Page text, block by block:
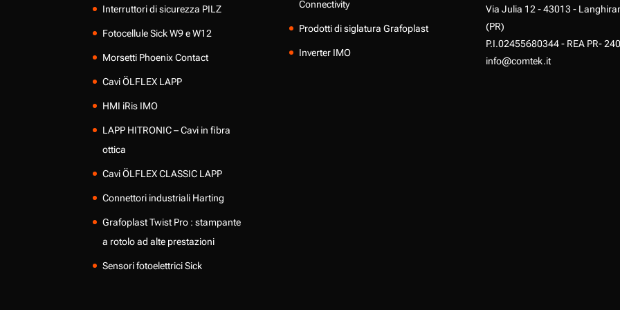
Interruttori di sicurezza PILZ
Fotocellule Sick W9 e W12
Morsetti Phoenix Contact
Cavi ÖLFLEX LAPP
HMI iRis IMO
LAPP HITRONIC – Cavi in fibra
ottica
Cavi ÖLFLEX CLASSIC LAPP
Connettori industriali Harting
Grafoplast Twist Pro : stampante
a rotolo ad alte prestazioni
Sensori fotoelettrici Sick
Connectivity
Prodotti di siglatura Grafoplast
Inverter IMO
Via Julia 12 - 43013 -
(PR)
P.I.02455680344 - REA PR-
info@comtek.it